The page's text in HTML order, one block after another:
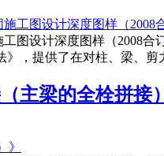
图设计深度图样（2008
》，提供了在对柱、梁
主梁的全栓拼接